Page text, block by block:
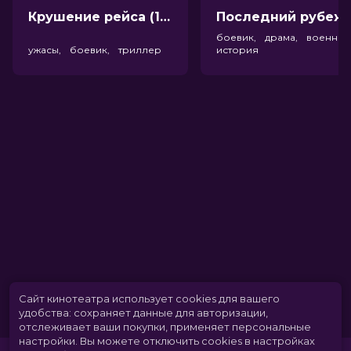
Крушение рейса (18+)
ужасы, боевик, триллер
боевик, драма,
история
Сайт кинотеатра использует cookies для вашего
удобства: сохраняет данные для авторизации,
отслеживает ваши покупки, применяет персональные
настройки. Вы можете отключить cookies в настройках